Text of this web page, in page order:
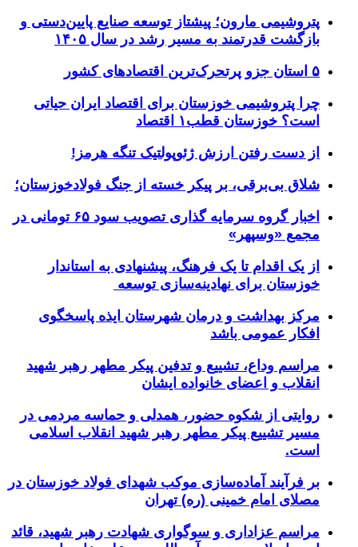
پتروشیمی مارون؛ پیشتاز توسعه صنایع پایین‌دستی و
بازگشت قدرتمند به مسیر رشد در سال ۱۴۰۵
۵ استان جزو پرتحرک‌ترین اقتصاد‌های کشور
چرا پتروشیمی خوزستان برای اقتصاد ایران حیاتی
است؟ خوزستان قطب۱ اقتصاد
از دست رفتن ارزش ژئوپولتیک تنگه هرمز!
شلاق‌ بی‌برقی، بر پیکر خسته‌ از جنگ فولادخوزستان؛
اخبار گروه سرمایه گذاری تصویب سود ۶۵ تومانی در
مجمع «وسپهر»
از یک اقدام تا یک فرهنگ، پیشنهادی به استاندار
خوزستان برای نهادینه‌سازی توسعه
مرکز بهداشت و درمان شهرستان ایذه پاسخگوی
افکار عمومی باشد
مراسم وداع، تشییع و تدفین پیکر مطهر رهبر شهید
انقلاب و اعضای خانواده ایشان
روایتی از شکوه حضور، همدلی و حماسه مردمی در
مسیر تشییع پیکر مطهر رهبر شهید انقلاب اسلامی
است.
بر فرآیند آماده‌سازی موکب شهدای فولاد خوزستان در
مصلای امام خمینی (ره) تهران
مراسم عزاداری و سوگواری شهادت رهبر شهید، قائد